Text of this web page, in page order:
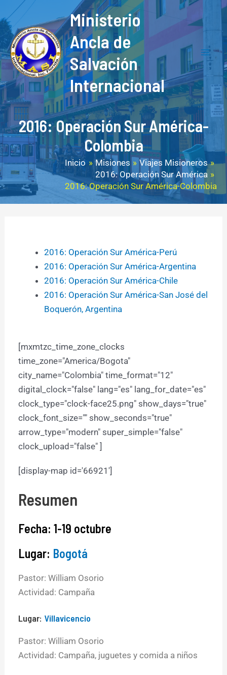
al
contenido
Ministerio
Ancla de
Salvación
Internacional
2016: Operación Sur América-
Colombia
Inicio Misiones
Viajes Misioneros
2016: Operación Sur América
2016: Operación Sur América-Colombia
2016: Operación Sur América-Perú
2016: Operación Sur América-Argentina
2016: Operación Sur América-Chile
2016: Operación Sur América-San José del
Boquerón, Argentina
[mxmtzc_time_zone_clocks
time_zone="America/Bogota"
city_name="Colombia" time_format="12"
digital_clock="false" lang="es" lang_for_date="es"
clock_type="clock-face25.png" show_days="true"
clock_font_size="" show_seconds="true"
arrow_type="modern" super_simple="false"
clock_upload="false" ]
[display-map id='66921']
Resumen
Fecha: 1-19 octubre
Lugar: Bogotá
Pastor: William Osorio
Actividad: Campaña
Lugar: Villavicencio
Pastor: William Osorio
Actividad: Campaña, juguetes y comida a niños
a
c
e
b
o
o
k
o
u
T
u
b
a
i
l